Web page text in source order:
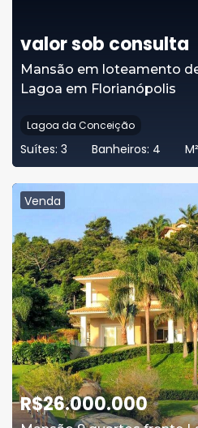
valor sob consulta
Mansão em loteamento
Lagoa em Florianópolis
Lagoa da Conceição
Suítes: 3 Banheiros: 4
Venda
R$26.000.000